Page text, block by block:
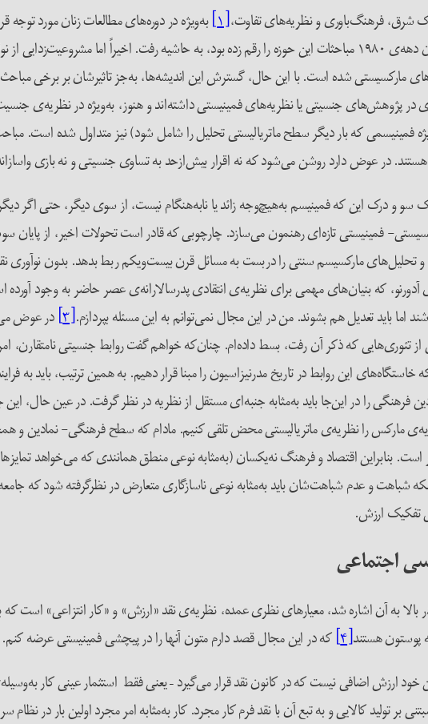
[۱] به‌ویژه در دوره‌های مطالعات زنان مورد
است. فمینیسم مارکسیستی که تا پایان دهه‌ی ۱۹۸۰ مباحثات این حوزه را رقم زده بود، به حاشیه
مارکسیستی شده است. با این حال، گسترش این اندیشه‌ها، به‌جز تاثیرشان بر برخی
در پژوهش‌های جنسیتی یا نظریه‌های فمینیستی داشته‌اند و هنوز، به‌ویژه در نظریه‌ی
در عوض دارد روشن می‌شود که نه اقرار بیش‌ازحد به تساوی جنسیتی و نه بازی واسازانه با
سو و درک این که فمینیسم به‌هیچ‌وجه زائد یا نابه‌هنگام نیست، از سوی دیگر، حتی اگر
فمینیستی تازه‌ای رهنمون می‌سازد. چارچوبی که قادر است تحولات اخیر، از پایان
مارکسیسم سنتی را دربست به مسائل قرن بیست‌و‌یکم ربط بدهد. بدون نوآوری
که بنیان‌های مهمی برای نظریه‌ی انتقادی پدرسالارانه‌ی عصر حاضر به وجود
اما باید تعدیل هم بشوند. من در این مجال نمی‌توانم به این مسئله بپردازم.[۳]
در عوض
از تئوری‌هایی که ذکر آن رفت، بسط داده‌ام. چنان‌که خواهم گفت روابط جنسیتی
فرهنگی را در این‌جا باید به‌مثابه جنبه‌ای مستقل از نظریه در نظر گرفت. در عین
مارکس را نظریه‌ی ماتریالیستی محض تلقی کنیم. مادام که سطح فرهنگی- نمادین و
بنابراین اقتصاد و فرهنگ نه‌یکسان (به‌مثابه نوعی منطق همانندی که می‌خواهد
شباهت و عدم شباهت‌شان باید به‌مثابه نوعی ناسازگاری متعارض در نظرگرفته شود که
تفکیک ارزش.
اجتماعی
در بالا به آن اشاره شد، معیارهای نظری عمده، نظریه‌ی نقد «ارزش» و «کار انتزاعی»
هستند[۴]
که در این مجال قصد دارم متون آنها را در پیچشی فمینیستی عرضه کنم.
ارزش اضافی نیست که در کانون نقد قرار می‌گیرد – یعنی فقط استثمار عینی کار
تولید کالایی و به تبع آن با نقد فرم کار مجرد. کار به‌مثابه امر مجرد اولین بار در نظام